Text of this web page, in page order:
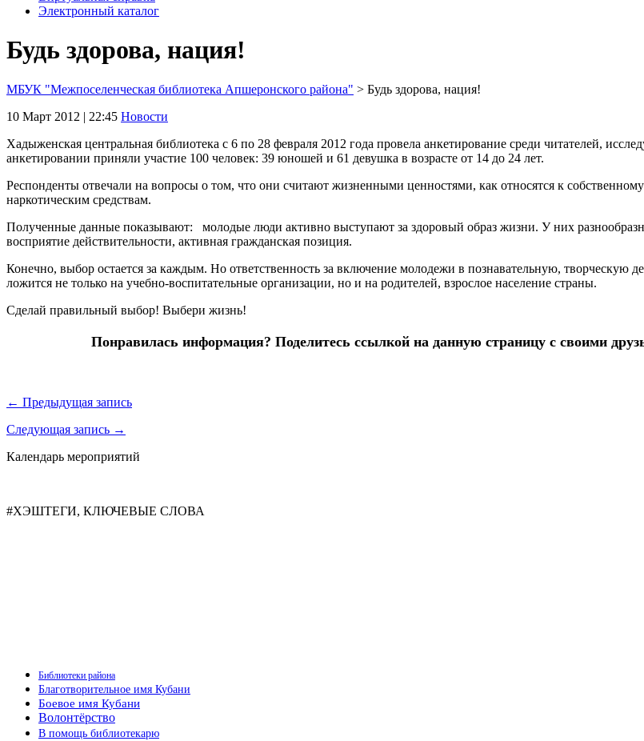
Электронный каталог
Будь здорова, нация!
МБУК "Межпоселенческая библиотека Апшеронского района" > Будь здорова, нация!
10 Март 2012 | 22:45 Новости
Хадыженская центральная библиотека с 6 по 28 февраля 2012 года провела анкетирование среди читателей,
анкетировании приняли участие 100 человек: 39 юношей и 61 девушка в возрасте от 14 до 24 лет.
Респонденты отвечали на вопросы о том, что они считают жизненными ценностями, как относятся к
наркотическим средствам.
Полученные данные показывают: молодые люди активно выступают за здоровый образ жизни. У них
восприятие действительности, активная гражданская позиция.
Конечно, выбор остается за каждым. Но ответственность за включение молодежи в познавательную, творческую
ложится не только на учебно-воспитательные организации, но и на родителей, взрослое население страны.
Сделай правильный выбор! Выбери жизнь!
Понравилась информация? Поделитесь ссылкой на данную страницу с своими
← Предыдущая запись
Следующая запись →
Календарь мероприятий
#ХЭШТЕГИ, КЛЮЧЕВЫЕ СЛОВА
Библиотеки района
Благотворительное имя Кубани
Боевое имя Кубани
Волонтёрство
В помощь библиотекарю